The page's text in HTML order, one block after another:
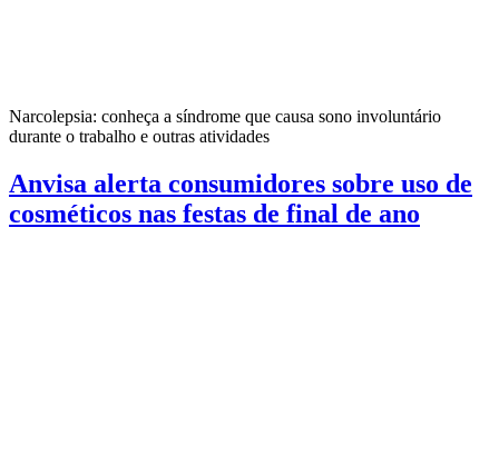
Narcolepsia: conheça a síndrome que causa sono involuntário
durante o trabalho e outras atividades
Anvisa alerta consumidores sobre uso de
cosméticos nas festas de final de ano